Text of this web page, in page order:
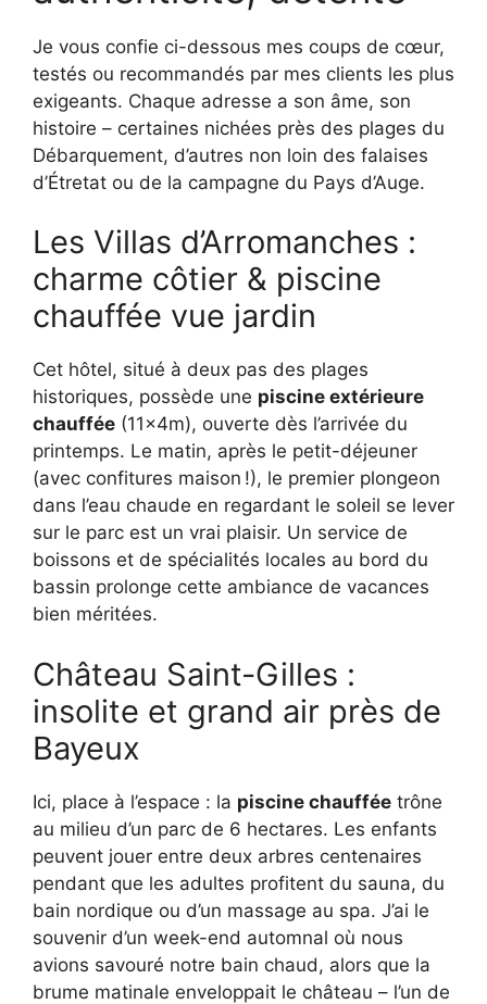
Je vous confie ci-dessous mes coups de cœur,
testés ou recommandés par mes clients les plus
exigeants. Chaque adresse a son âme, son
histoire – certaines nichées près des plages du
Débarquement, d’autres non loin des falaises
d’Étretat ou de la campagne du Pays d’Auge.
Les Villas d’Arromanches :
charme côtier & piscine
chauffée vue jardin
Cet hôtel, situé à deux pas des plages
historiques, possède une piscine extérieure
chauffée (11x4m), ouverte dès l’arrivée du
printemps. Le matin, après le petit-déjeuner
(avec confitures maison !), le premier plongeon
dans l’eau chaude en regardant le soleil se lever
sur le parc est un vrai plaisir. Un service de
boissons et de spécialités locales au bord du
bassin prolonge cette ambiance de vacances
bien méritées.
Château Saint-Gilles :
insolite et grand air près de
Bayeux
Ici, place à l’espace : la piscine chauffée trône
au milieu d’un parc de 6 hectares. Les enfants
peuvent jouer entre deux arbres centenaires
pendant que les adultes profitent du sauna, du
bain nordique ou d’un massage au spa. J’ai le
souvenir d’un week-end automnal où nous
avions savouré notre bain chaud, alors que la
brume matinale enveloppait le château – l’un de